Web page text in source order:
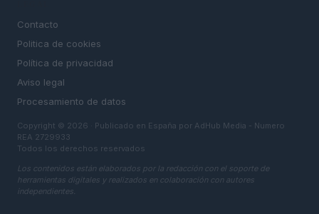
Contacto
Politica de cookies
Política de privacidad
Aviso legal
Procesamiento de datos
Copyright © 2026 · Publicado en España por AdHub Media - Numero
REA 2729933
Todos los derechos reservados
Los contenidos están elaborados por la redacción con el soporte de
herramientas digitales y realizados en colaboración con autores
independientes.